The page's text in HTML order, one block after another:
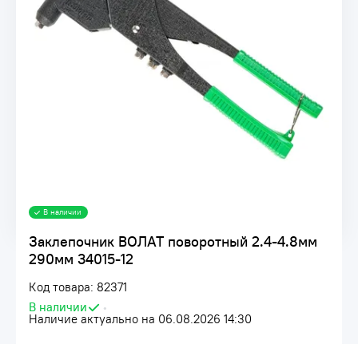
Заклепочник ВОЛАТ поворотный 2.4-4.8мм
290мм 34015-12
Код товара: 82371
В наличии
•
Наличие актуально на 06.08.2026 14:30
В наличии